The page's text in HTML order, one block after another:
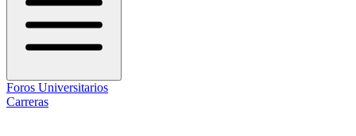
Foros Universitarios
Carreras